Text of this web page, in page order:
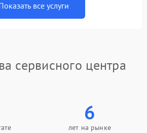
все услуги
сервисного центра
6
лет на рынке